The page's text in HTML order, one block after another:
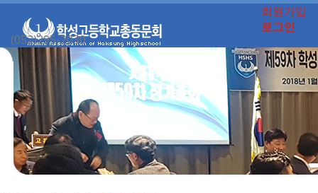
Toggle
navigation
회원가입
로그인
(052)295-2030